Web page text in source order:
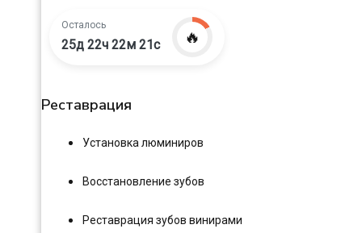
Осталось
25д 22ч 22м 20с 🔥
Реставрация
Установка люминиров
Восстановление зубов
Реставрация зубов винирами